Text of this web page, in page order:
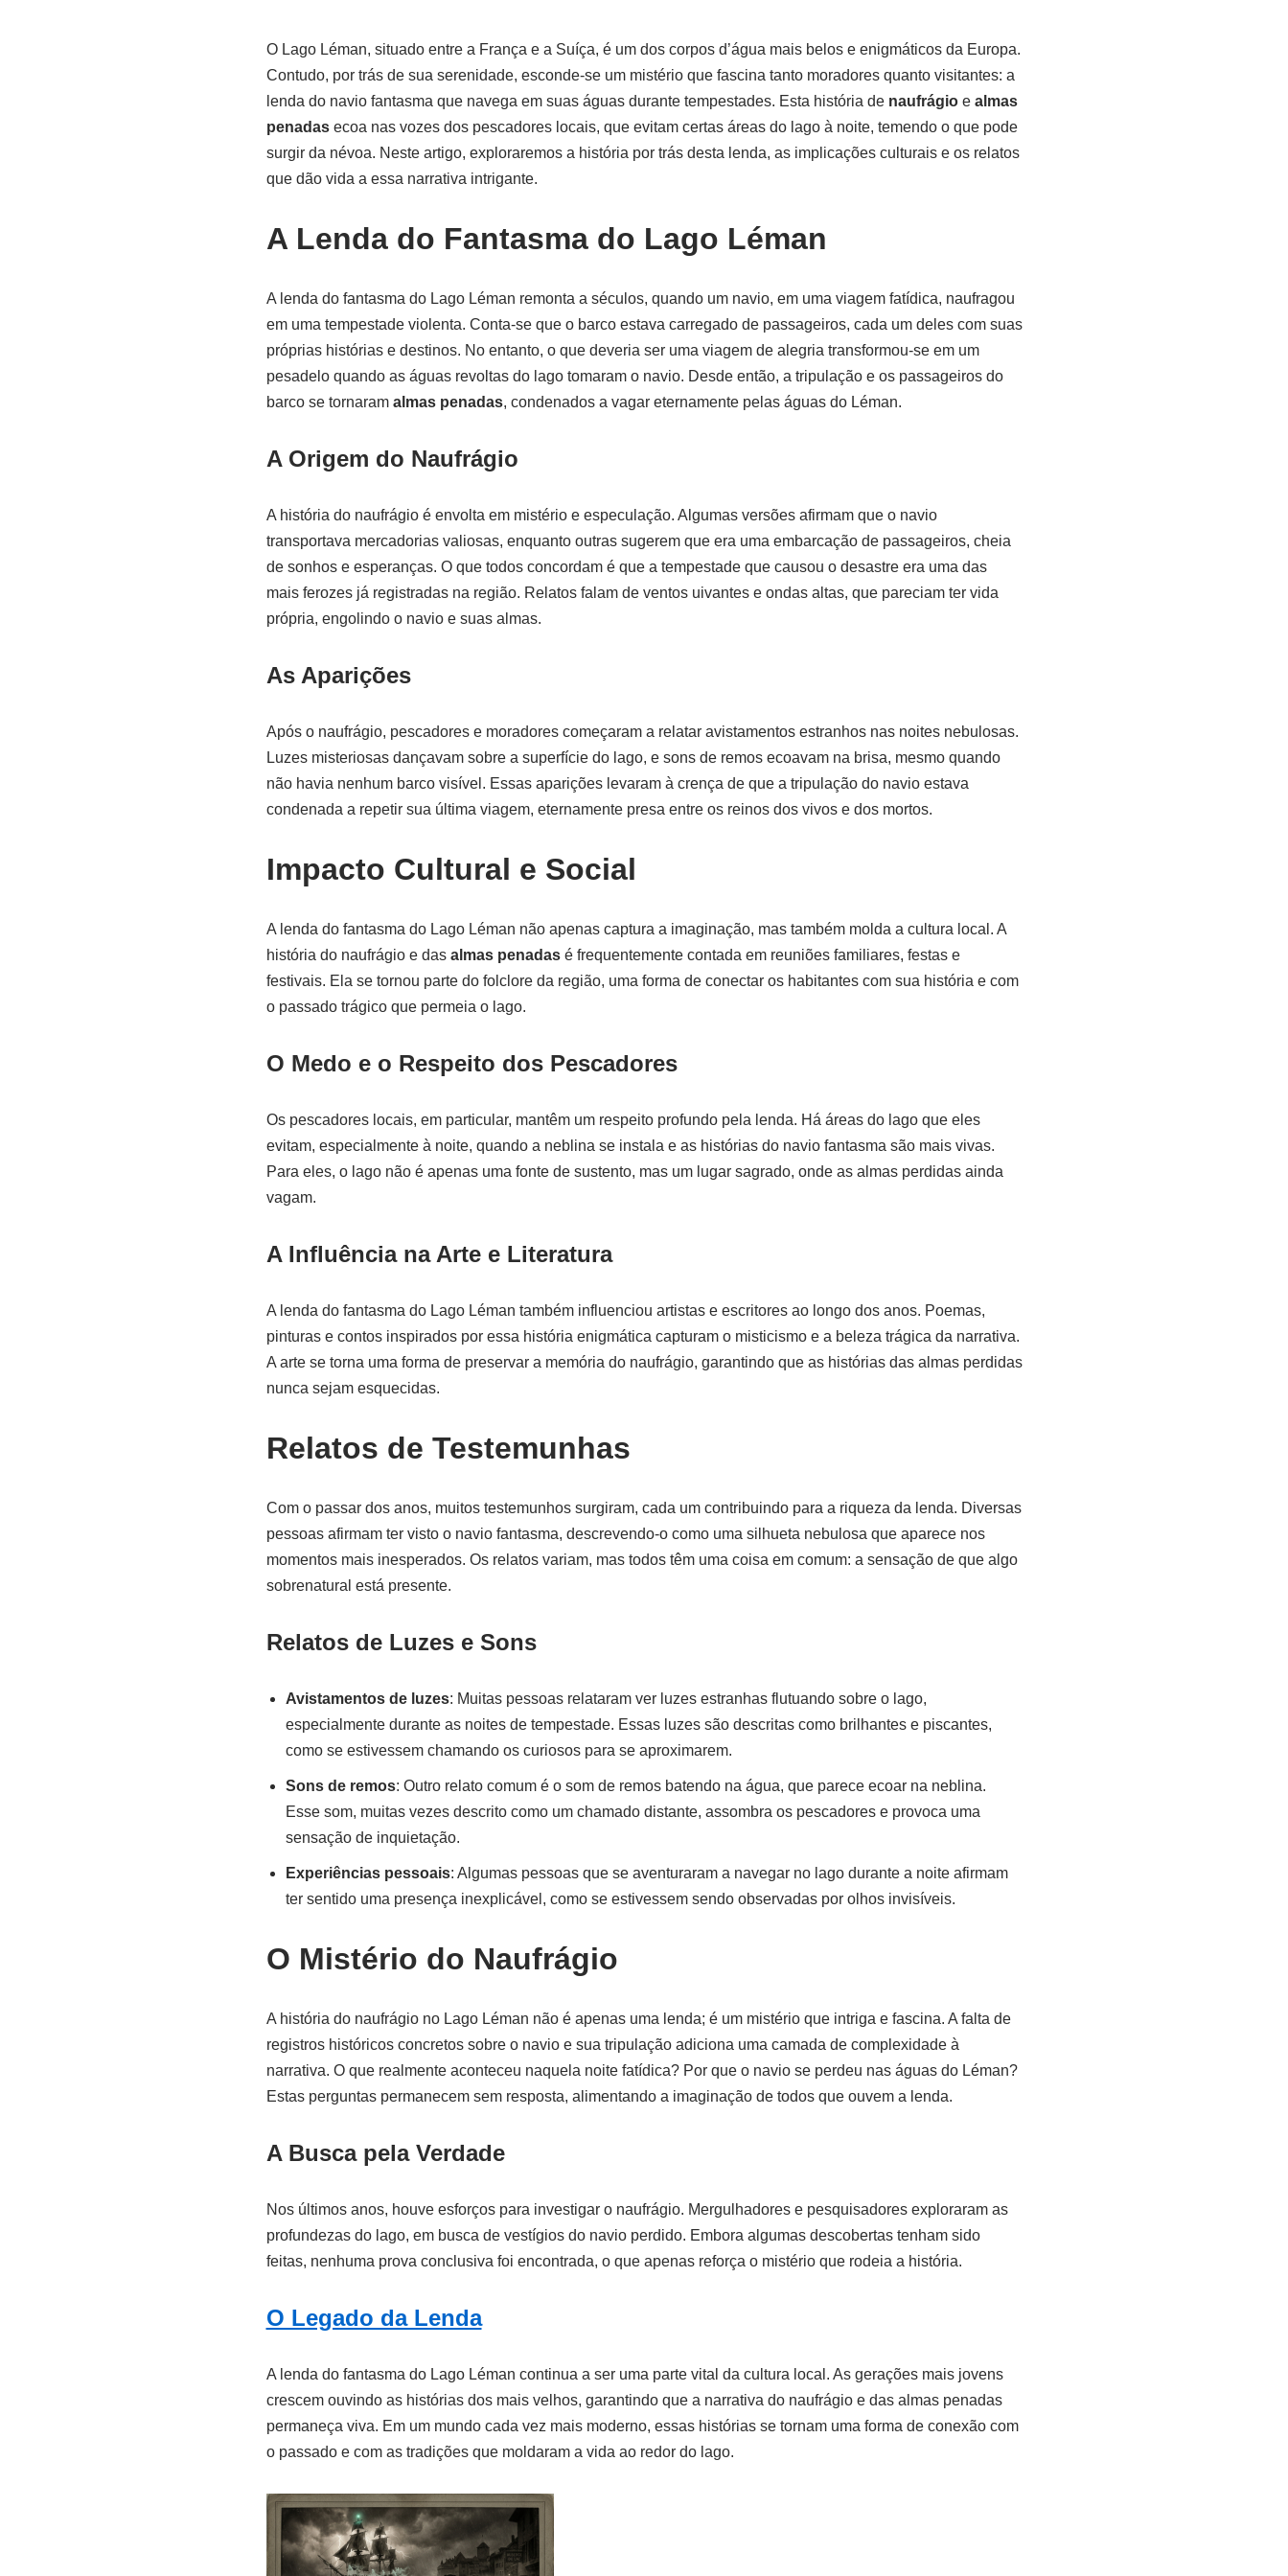
O Lago Léman, situado entre a França e a Suíça, é um dos corpos d’água mais belos e enigmáticos da Europa.
Contudo, por trás de sua serenidade, esconde-se um mistério que fascina tanto moradores quanto visitantes: a
lenda do navio fantasma que navega em suas águas durante tempestades. Esta história de naufrágioe almas
penadasecoa nas vozes dos pescadores locais, que evitam certas áreas do lago à noite, temendo o que pode
surgir da névoa. Neste artigo, exploraremos a história por trás desta lenda, as implicações culturais e os relatos
que dão vida a essa narrativa intrigante.
A Lenda do Fantasma do Lago Léman
A lenda do fantasma do Lago Léman remonta a séculos, quando um navio, em uma viagem fatídica, naufragou
em uma tempestade violenta. Conta-se que o barco estava carregado de passageiros, cada um deles com suas
próprias histórias e destinos. No entanto, o que deveria ser uma viagem de alegria transformou-se em um
pesadelo quando as águas revoltas do lago tomaram o navio. Desde então, a tripulação e os passageiros do
barco se tornaram almas penadas, condenados a vagar eternamente pelas águas do Léman.
A Origem do Naufrágio
A história do naufrágio é envolta em mistério e especulação. Algumas versões afirmam que o navio
transportava mercadorias valiosas, enquanto outras sugerem que era uma embarcação de passageiros, cheia
de sonhos e esperanças. O que todos concordam é que a tempestade que causou o desastre era uma das
mais ferozes já registradas na região. Relatos falam de ventos uivantes e ondas altas, que pareciam ter vida
própria, engolindo o navio e suas almas.
As Aparições
Após o naufrágio, pescadores e moradores começaram a relatar avistamentos estranhos nas noites nebulosas.
Luzes misteriosas dançavam sobre a superfície do lago, e sons de remos ecoavam na brisa, mesmo quando
não havia nenhum barco visível. Essas aparições levaram à crença de que a tripulação do navio estava
condenada a repetir sua última viagem, eternamente presa entre os reinos dos vivos e dos mortos.
Impacto Cultural e Social
A lenda do fantasma do Lago Léman não apenas captura a imaginação, mas também molda a cultura local. A
história do naufrágio e das almas penadasé frequentemente contada em reuniões familiares, festas e
festivais. Ela se tornou parte do folclore da região, uma forma de conectar os habitantes com sua história e com
o passado trágico que permeia o lago.
O Medo e o Respeito dos Pescadores
Os pescadores locais, em particular, mantêm um respeito profundo pela lenda. Há áreas do lago que eles
evitam, especialmente à noite, quando a neblina se instala e as histórias do navio fantasma são mais vivas.
Para eles, o lago não é apenas uma fonte de sustento, mas um lugar sagrado, onde as almas perdidas ainda
vagam.
A Influência na Arte e Literatura
A lenda do fantasma do Lago Léman também influenciou artistas e escritores ao longo dos anos. Poemas,
pinturas e contos inspirados por essa história enigmática capturam o misticismo e a beleza trágica da narrativa.
A arte se torna uma forma de preservar a memória do naufrágio, garantindo que as histórias das almas perdidas
nunca sejam esquecidas.
Relatos de Testemunhas
Com o passar dos anos, muitos testemunhos surgiram, cada um contribuindo para a riqueza da lenda. Diversas
pessoas afirmam ter visto o navio fantasma, descrevendo-o como uma silhueta nebulosa que aparece nos
momentos mais inesperados. Os relatos variam, mas todos têm uma coisa em comum: a sensação de que algo
sobrenatural está presente.
Relatos de Luzes e Sons
Avistamentos de luzes: Muitas pessoas relataram ver luzes estranhas flutuando sobre o lago,
especialmente durante as noites de tempestade. Essas luzes são descritas como brilhantes e piscantes,
como se estivessem chamando os curiosos para se aproximarem.
Sons de remos: Outro relato comum é o som de remos batendo na água, que parece ecoar na neblina.
Esse som, muitas vezes descrito como um chamado distante, assombra os pescadores e provoca uma
sensação de inquietação.
Experiências pessoais: Algumas pessoas que se aventuraram a navegar no lago durante a noite afirmam
ter sentido uma presença inexplicável, como se estivessem sendo observadas por olhos invisíveis.
O Mistério do Naufrágio
A história do naufrágio no Lago Léman não é apenas uma lenda; é um mistério que intriga e fascina. A falta de
registros históricos concretos sobre o navio e sua tripulação adiciona uma camada de complexidade à
narrativa. O que realmente aconteceu naquela noite fatídica? Por que o navio se perdeu nas águas do Léman?
Estas perguntas permanecem sem resposta, alimentando a imaginação de todos que ouvem a lenda.
A Busca pela Verdade
Nos últimos anos, houve esforços para investigar o naufrágio. Mergulhadores e pesquisadores exploraram as
profundezas do lago, em busca de vestígios do navio perdido. Embora algumas descobertas tenham sido
feitas, nenhuma prova conclusiva foi encontrada, o que apenas reforça o mistério que rodeia a história.
O Legado da Lenda
A lenda do fantasma do Lago Léman continua a ser uma parte vital da cultura local. As gerações mais jovens
crescem ouvindo as histórias dos mais velhos, garantindo que a narrativa do naufrágio e das almas penadas
permaneça viva. Em um mundo cada vez mais moderno, essas histórias se tornam uma forma de conexão com
o passado e com as tradições que moldaram a vida ao redor do lago.